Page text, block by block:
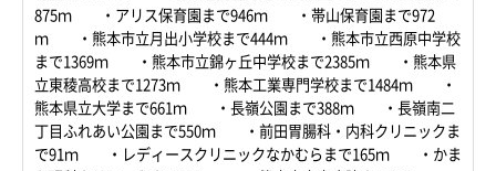
875ｍ ・アリス保育園まで946ｍ ・帯山保育園まで972
ｍ ・熊本市立月出小学校まで444ｍ ・熊本市立西原中学校
まで1369ｍ ・熊本市立錦ヶ丘中学校まで2385ｍ ・熊本県
立東稜高校まで1273ｍ ・熊本工業専門学校まで1484ｍ ・
熊本県立大学まで661ｍ ・長嶺公園まで388ｍ ・長嶺南二
丁目ふれあい公園まで550ｍ ・前田胃腸科・内科クリニックま
で91ｍ ・レディースクリニックなかむらまで165ｍ ・かま